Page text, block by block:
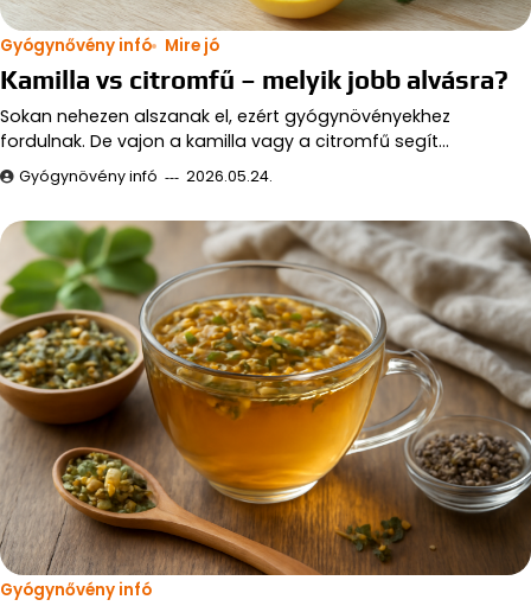
Gyógynővény infó Mire jó
Kamilla vs citromfű – melyik jobb alvásra?
Sokan nehezen alszanak el, ezért gyógynövényekhez
fordulnak. De vajon a kamilla vagy a citromfű segít…
Gyógynövény infó 2026.05.24.
Gyógynővény infó